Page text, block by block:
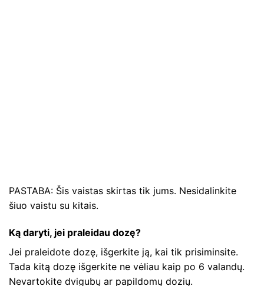
PASTABA: Šis vaistas skirtas tik jums. Nesidalinkite
šiuo vaistu su kitais.
Ką daryti, jei praleidau dozę?
Jei praleidote dozę, išgerkite ją, kai tik prisiminsite.
Tada kitą dozę išgerkite ne vėliau kaip po 6 valandų.
Nevartokite dvigubų ar papildomų dozių.